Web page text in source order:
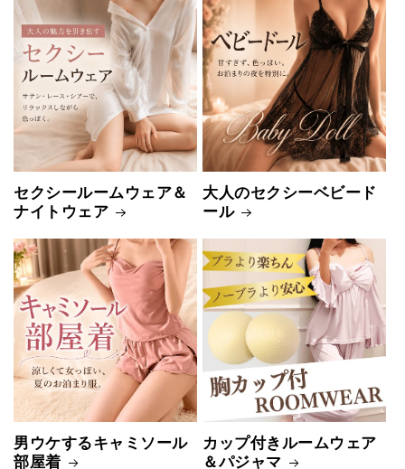
セクシールームウェア＆
ナイトウェア
大人のセクシーベビード
ール
男ウケするキャミソール
部屋着
カップ付きルームウェア
＆パジャマ